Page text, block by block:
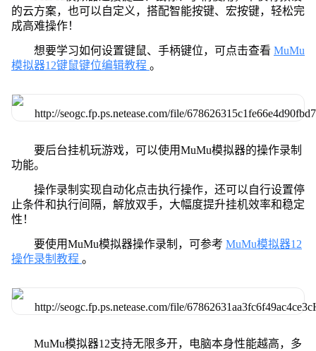
的云方案，也可以自定义，搭配智能按键、宏按键，轻松完
成高难操作！
想要学习如何设置键鼠、手柄键位，可点击查看 MuMu
模拟器12键鼠键位编辑教程 。
要后台挂机玩游戏，可以使用MuMu模拟器的操作录制
功能。
操作录制实现自动化点击执行操作，还可以自行设置停
止条件和执行间隔，解放双手，大幅度提升挂机效率和稳定
性！
要使用MuMu模拟器操作录制，可参考 MuMu模拟器12
操作录制教程 。
MuMu模拟器12支持无限多开，电脑本身性能越高，多